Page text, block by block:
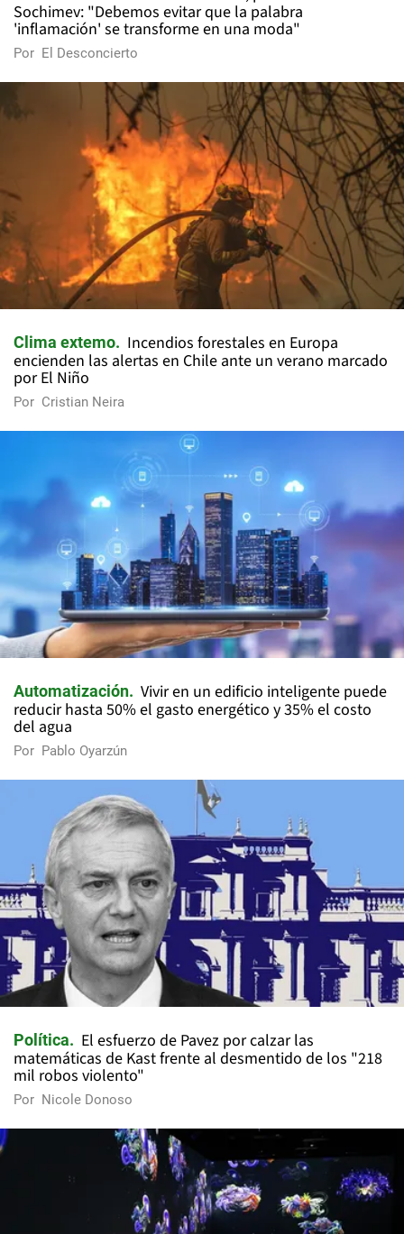
Sochimev: "Debemos evitar que la palabra
'inflamación' se transforme en una moda"
Por El Desconcierto
Clima extemo
Incendios forestales en Europa
encienden las alertas en Chile ante un verano marcado
por El Niño
Por Cristian Neira
Automatización
Vivir en un edificio inteligente puede
reducir hasta 50% el gasto energético y 35% el costo
del agua
Por Pablo Oyarzún
Política
El esfuerzo de Pavez por calzar las
matemáticas de Kast frente al desmentido de los "218
mil robos violento"
Por Nicole Donoso